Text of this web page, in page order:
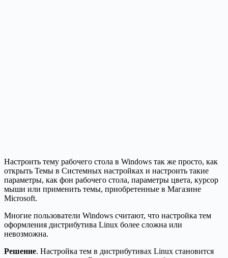
Настроить тему рабочего стола в Windows так же просто, как
открыть Темы в Системных настройках и настроить такие
параметры, как фон рабочего стола, параметры цвета, курсор
мыши или применить темы, приобретенные в Магазине
Microsoft.
Многие пользователи Windows считают, что настройка тем
оформления дистрибутива Linux более сложна или
невозможна.
Решение. Настройка тем в дистрибутивах Linux становится